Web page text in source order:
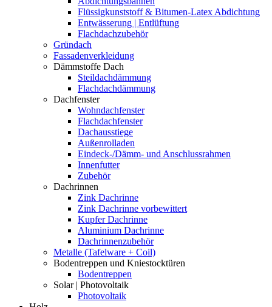
Flüssigkunststoff & Bitumen-Latex Abdichtung
Entwässerung | Entlüftung
Flachdachzubehör
Gründach
Fassadenverkleidung
Dämmstoffe Dach
Steildachdämmung
Flachdachdämmung
Dachfenster
Wohndachfenster
Flachdachfenster
Dachausstiege
Außenrolladen
Eindeck-/Dämm- und Anschlussrahmen
Innenfutter
Zubehör
Dachrinnen
Zink Dachrinne
Zink Dachrinne vorbewittert
Kupfer Dachrinne
Aluminium Dachrinne
Dachrinnenzubehör
Metalle (Tafelware + Coil)
Bodentreppen und Kniestocktüren
Bodentreppen
Solar | Photovoltaik
Photovoltaik